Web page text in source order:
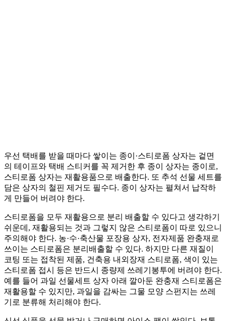
우선 택배를 받을 때마다 쌓이는 종이·스티로폼 상자는 겉면
의 테이프와 택배 스티커를 꼭 제거한 후 종이 상자는 종이로,
스티로폼 상자는 재활용품으로 배출한다. 또 추석 선물 세트를
담은 상자의 철핀 제거도 필수다. 종이 상자는 펼쳐서 납작하
게 만들어 버려야 한다.
스티로폼을 모두 재활용으로 분리 배출할 수 있다고 생각하기
쉬운데, 재활용되는 것과 그렇지 않은 스티로폼이 따로 있으니
주의해야 한다. 농·수·축산물 포장용 상자, 전자제품 완충재로
쓰이는 스티로폼은 분리배출할 수 있다. 하지만 다른 재질이
코팅 또는 접착된 제품, 건축용 내외장재 스티로폼, 색이 있는
스티로폼 접시 등은 반드시 종량제 쓰레기봉투에 버려야 한다.
예를 들어 과일 선물세트 상자 아래 깔아둔 완충재 스티로폼은
재활용할 수 있지만, 과일을 감싸는 그물 모양 스펀지는 쓰레
기로 분류해 처리해야 한다.